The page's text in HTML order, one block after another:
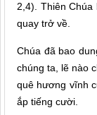
2,4). Thiên
quay trở về.
Chúa đã bao
chúng ta, lẽ nào
quê hương vĩnh
ắp tiếng cười.